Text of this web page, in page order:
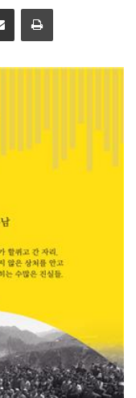
이메일 인쇄